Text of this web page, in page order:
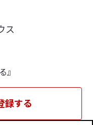
ス
』
録する